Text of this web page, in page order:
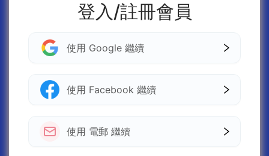
登入/註冊會員
使用 Google 繼續
使用 Facebook 繼續
使用 電郵 繼續